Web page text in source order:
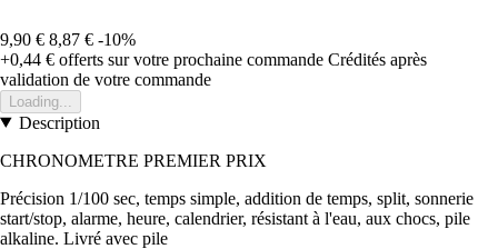
9,90 € 8,87 € -10%
+0,44 € offerts sur votre prochaine commande Crédités après
validation de votre commande
Loading...
Description
CHRONOMETRE PREMIER PRIX
Précision 1/100 sec, temps simple, addition de temps, split, sonnerie
start/stop, alarme, heure, calendrier, résistant à l'eau, aux chocs, pile
alkaline. Livré avec pile